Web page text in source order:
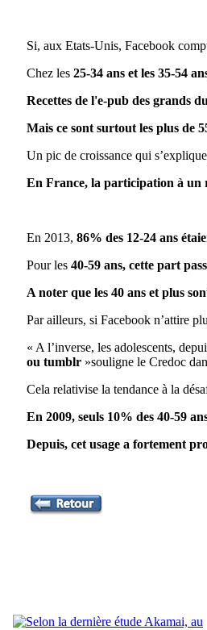
Si, aux Etats-Unis, Facebook
Chez les 25-34 ans et les 35-54
Recettes de l'e-pub des grands
Mais ce sont surtout les plus de
Un pic de croissance qui
En France, la participation à un
En 2013, 86% des 12-24 ans
Pour les 40-59 ans, cette part
A noter que les 40 ans et plus
Par ailleurs, si Facebook n’attire
« A l’inverse, les adolescents,
ou tumblr »souligne le Credoc
Cela relativise la tendance à la
En 2009, seuls 10% des 40-59
Depuis, cet usage a fortement